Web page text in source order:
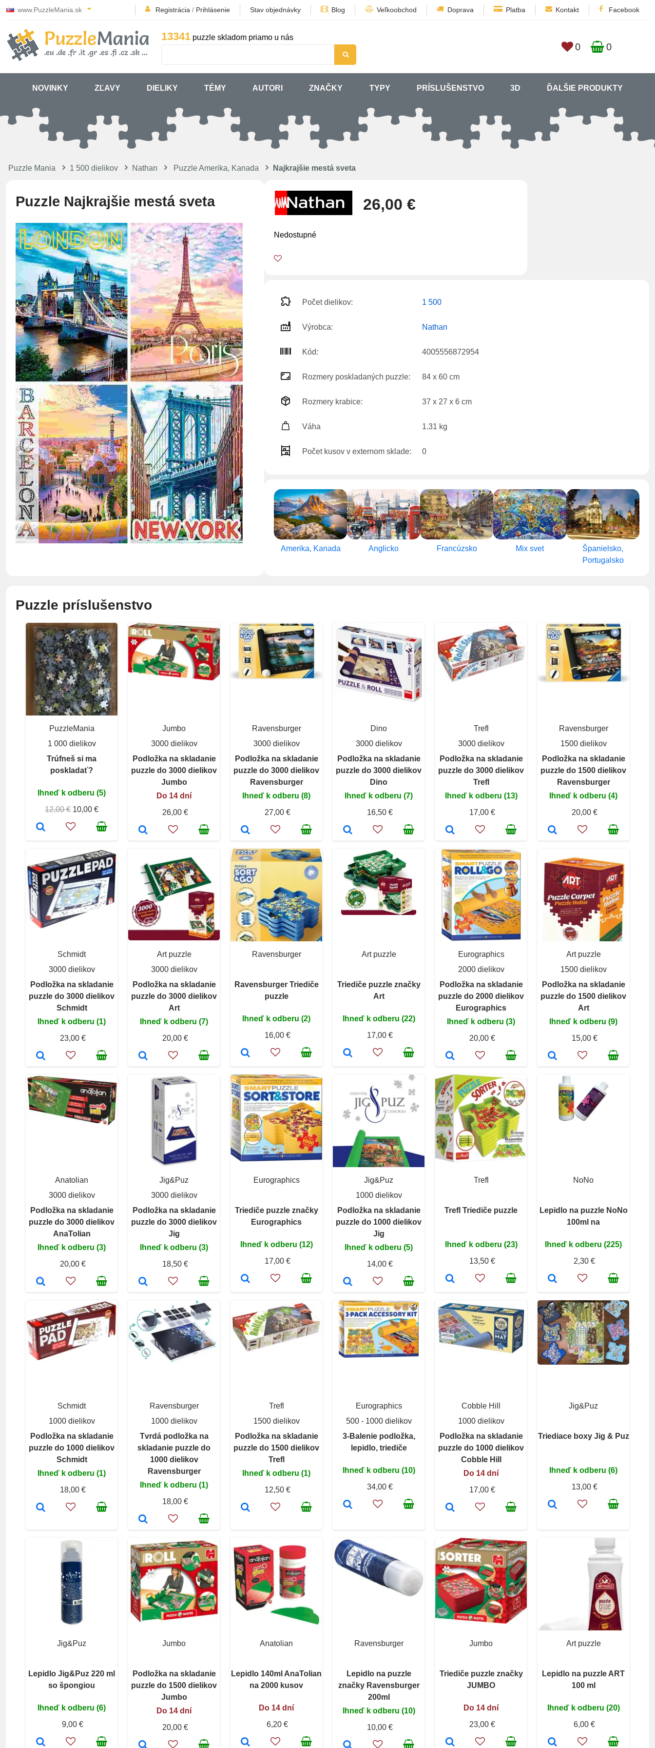
www.PuzzleMania.sk Registrácia / Prihlásenie Stav objednávky Blog Veľkoobchod Doprava Platba Kontakt Facebook
13341 puzzle skladom priamo u nás
0 0
NOVINKY ZĽAVY DIELIKY TÉMY AUTORI ZNAČKY TYPY PRÍSLUŠENSTVO 3D ĎALŠIE PRODUKTY
Puzzle Mania 1 500 dielikov Nathan Puzzle Amerika, Kanada Najkrajšie mestá sveta
Puzzle Najkrajšie mestá sveta 26,00 €
Nedostupné
Počet dielikov: 1 500
Výrobca: Nathan
Kód: 4005556872954
Rozmery poskladaných puzzle: 84 x 60 cm
Rozmery krabice: 37 x 27 x 6 cm
Váha 1.31 kg
Počet kusov v externom sklade: 0
Amerika, Kanada Anglicko Francúzsko Mix svet
Španielsko,
Portugalsko
Puzzle príslušenstvo
PuzzleMania
1 000 dielikov
Trúfneš si ma
poskladať?
Ihneď k odberu (5)
12,00 € 10,00 €
Jumbo
3000 dielikov
Podložka na skladanie
puzzle do 3000 dielikov
Jumbo
Do 14 dní
26,00 €
Ravensburger
3000 dielikov
Podložka na skladanie
puzzle do 3000 dielikov
Ravensburger
Ihneď k odberu (8)
27,00 €
Dino
3000 dielikov
Podložka na skladanie
puzzle do 3000 dielikov
Dino
Ihneď k odberu (7)
16,50 €
Trefl
3000 dielikov
Podložka na skladanie
puzzle do 3000 dielikov
Trefl
Ihneď k odberu (13)
17,00 €
Ravensburger
1500 dielikov
Podložka na skladanie
puzzle do 1500 dielikov
Ravensburger
Ihneď k odberu (4)
20,00 €
Schmidt
3000 dielikov
Podložka na skladanie
puzzle do 3000 dielikov
Schmidt
Ihneď k odberu (1)
23,00 €
Art puzzle
3000 dielikov
Podložka na skladanie
puzzle do 3000 dielikov
Art
Ihneď k odberu (7)
20,00 €
Ravensburger
Ravensburger Triediče
puzzle
Ihneď k odberu (2)
16,00 €
Art puzzle
Triediče puzzle značky
Art
Ihneď k odberu (22)
17,00 €
Eurographics
2000 dielikov
Podložka na skladanie
puzzle do 2000 dielikov
Eurographics
Ihneď k odberu (3)
20,00 €
Art puzzle
1500 dielikov
Podložka na skladanie
puzzle do 1500 dielikov
Art
Ihneď k odberu (9)
15,00 €
Anatolian
3000 dielikov
Podložka na skladanie
puzzle do 3000 dielikov
AnaTolian
Ihneď k odberu (3)
20,00 €
Jig&Puz
3000 dielikov
Podložka na skladanie
puzzle do 3000 dielikov
Jig
Ihneď k odberu (3)
18,50 €
Eurographics
Triediče puzzle značky
Eurographics
Ihneď k odberu (12)
17,00 €
Jig&Puz
1000 dielikov
Podložka na skladanie
puzzle do 1000 dielikov
Jig
Ihneď k odberu (5)
14,00 €
Trefl
Trefl Triediče puzzle
Ihneď k odberu (23)
13,50 €
NoNo
Lepidlo na puzzle NoNo
100ml na
Ihneď k odberu (225)
2,30 €
Schmidt
1000 dielikov
Podložka na skladanie
puzzle do 1000 dielikov
Schmidt
Ihneď k odberu (1)
18,00 €
Ravensburger
1000 dielikov
Tvrdá podložka na
skladanie puzzle do
1000 dielikov
Ravensburger
Ihneď k odberu (1)
18,00 €
Trefl
1500 dielikov
Podložka na skladanie
puzzle do 1500 dielikov
Trefl
Ihneď k odberu (1)
12,50 €
Eurographics
500 - 1000 dielikov
3-Balenie podložka,
lepidlo, triediče
Ihneď k odberu (10)
34,00 €
Cobble Hill
1000 dielikov
Podložka na skladanie
puzzle do 1000 dielikov
Cobble Hill
Do 14 dní
17,00 €
Jig&Puz
Triediace boxy Jig & Puz
Ihneď k odberu (6)
13,00 €
Jig&Puz
Lepidlo Jig&Puz 220 ml
so špongiou
Ihneď k odberu (6)
9,00 €
Jumbo
Podložka na skladanie
puzzle do 1500 dielikov
Jumbo
Do 14 dní
20,00 €
Anatolian
Lepidlo 140ml AnaTolian
na 2000 kusov
Do 14 dní
6,20 €
Ravensburger
Lepidlo na puzzle
značky Ravensburger
200ml
Ihneď k odberu (10)
10,00 €
Jumbo
Triediče puzzle značky
JUMBO
Do 14 dní
23,00 €
Art puzzle
Lepidlo na puzzle ART
100 ml
Ihneď k odberu (20)
6,00 €